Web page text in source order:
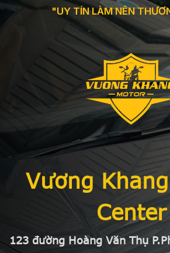
"UY TÍN LÀM NÊN
Vương
Center
123 đường Hoàng Văn Thụ